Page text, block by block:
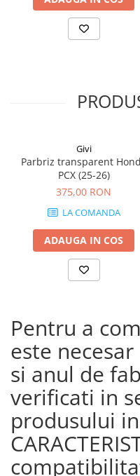
Givi
Parbriz transparent
PCX (25-26)
375,00 RON
LA COMANDA
ADAUGA IN COS
Pentru a
este
si anul de
verificati in
produsului